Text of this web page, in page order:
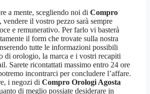
a mente, scegliendo noi di Compro
, vendere il vostro pezzo sarà sempre
e remunerativo. Per farlo vi basterà
il form che trovate sulla nostra
tutte le informazioni possibili
di orologio, la marca e i vostri recapiti
Sarete ricontattati massimo entro 24 ore
incontrarci per concludere l’affare.
i negozi di Compro Orologi Agosta
di meglio possiate desiderare in